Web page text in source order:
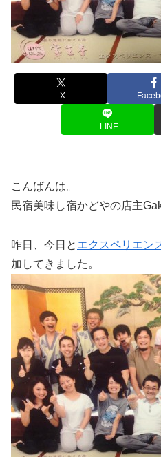
X
LINE
こんばんは。
民宿美味し宿かどやの店主
昨日、今日と エクスペリエン
加してきました。